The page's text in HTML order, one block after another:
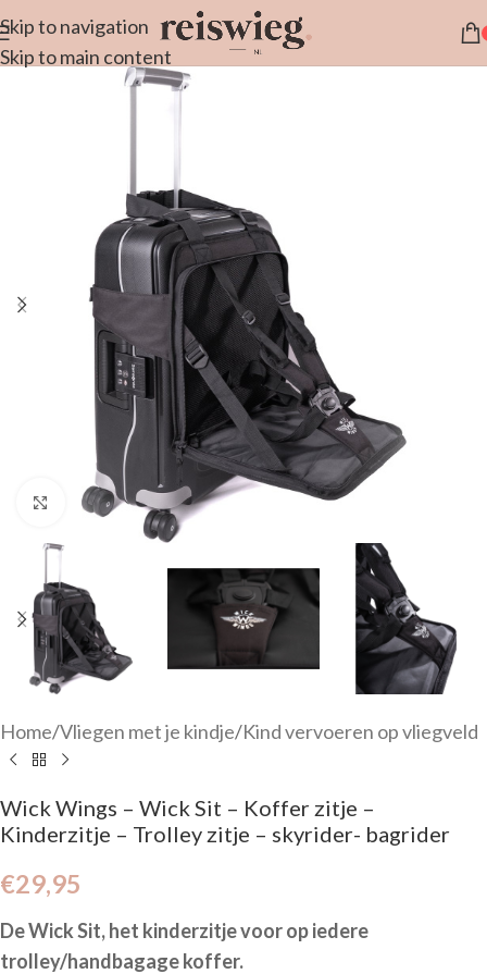
Skip to navigation
Skip to main content
Click to enlarge
Home/Vliegen met je kindje/Kind vervoeren op vliegveld
Wick Wings – Wick Sit – Koffer zitje –
Kinderzitje – Trolley zitje – skyrider- bagrider
€29,95
De Wick Sit, het kinderzitje voor op iedere
trolley/handbagage koffer.